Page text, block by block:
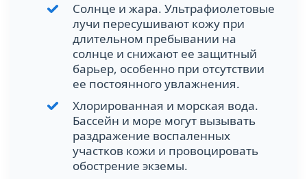
Солнце и жара. Ультрафиолетовые
лучи пересушивают кожу при
длительном пребывании на
солнце и снижают ее защитный
барьер, особенно при отсутствии
ее постоянного увлажнения.
Хлорированная и морская вода.
Бассейн и море могут вызывать
раздражение воспаленных
участков кожи и провоцировать
обострение экземы.